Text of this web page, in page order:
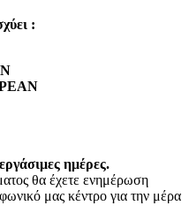
:
ημέρες.
θα έχετε ενημέρωση
μας κέντρο για την μέρα